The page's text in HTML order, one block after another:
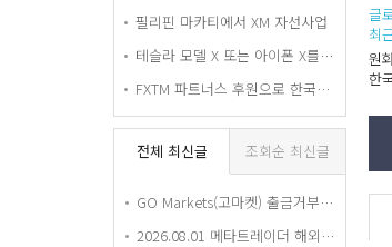
필리핀 마카티에서 XM 자선사업
테슬라 모델 X 또는 아이폰 X를 경품으로 드리는 FXTM 휠 오브 포춘 추첨 컨테스트!
FXTM 파트너스 후원으로 한국에서 열린 World Economy BAND 세미나
전체 최신글 조회순 최신글
GO Markets(고마켓) 출금거부 피해 경고 — 요구서류 전부 제출했는데도 15개월째 출금 안 해줍니다
2026.08.01 메타트레이더 해외거래소 평가 등급 업데이트
글
최
원
한